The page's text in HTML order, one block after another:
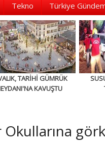
Tekno Türkiye
TARİHİ GÜMRÜK
KAVUŞTU
Okullarına